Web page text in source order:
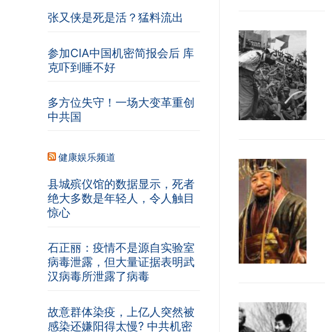
张又侠是死是活？猛料流出
参加CIA中国机密简报会后 库
克吓到睡不好
多方位失守！一场大变革重创
中共国
健康娱乐频道
县城殡仪馆的数据显示，死者
绝大多数是年轻人，令人触目
惊心
石正丽：疫情不是源自实验室
病毒泄露，但大量证据表明武
汉病毒所泄露了病毒
故意群体染疫，上亿人突然被
感染还嫌阳得太慢? 中共机密